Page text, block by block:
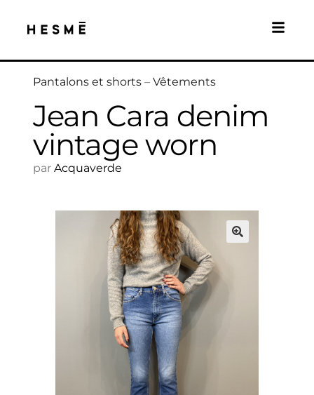
Pantalons et shorts – Vêtements
Jean Cara denim
vintage worn
par Acquaverde